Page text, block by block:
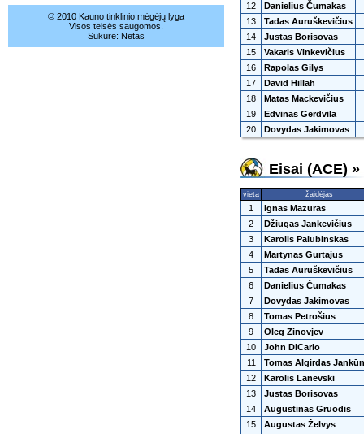
© 2010 Kauno tinklinio mėgėjų lyga
Visos teisės saugomos.
Sukūrė: Netas
12
Danielius Čumakas
13
Tadas Auruškevičius
14
Justas Borisovas
15
Vakaris Vinkevičius
16
Rapolas Gilys
17
David Hillah
18
Matas Mackevičius
19
Edvinas Gerdvila
20
Dovydas Jakimovas
Eisai (ACE)
vieta žaidėjas
1
Ignas Mazuras
2
Džiugas Jankevičius
3
Karolis Palubinskas
4
Martynas Gurtajus
5
Tadas Auruškevičius
6
Danielius Čumakas
7
Dovydas Jakimovas
8
Tomas Petrošius
9
Oleg Zinovjev
10
John DiCarlo
11
Tomas Algirdas
12
Karolis Lanevski
13
Justas Borisovas
14
Augustinas Gruodis
15
Augustas Želvys